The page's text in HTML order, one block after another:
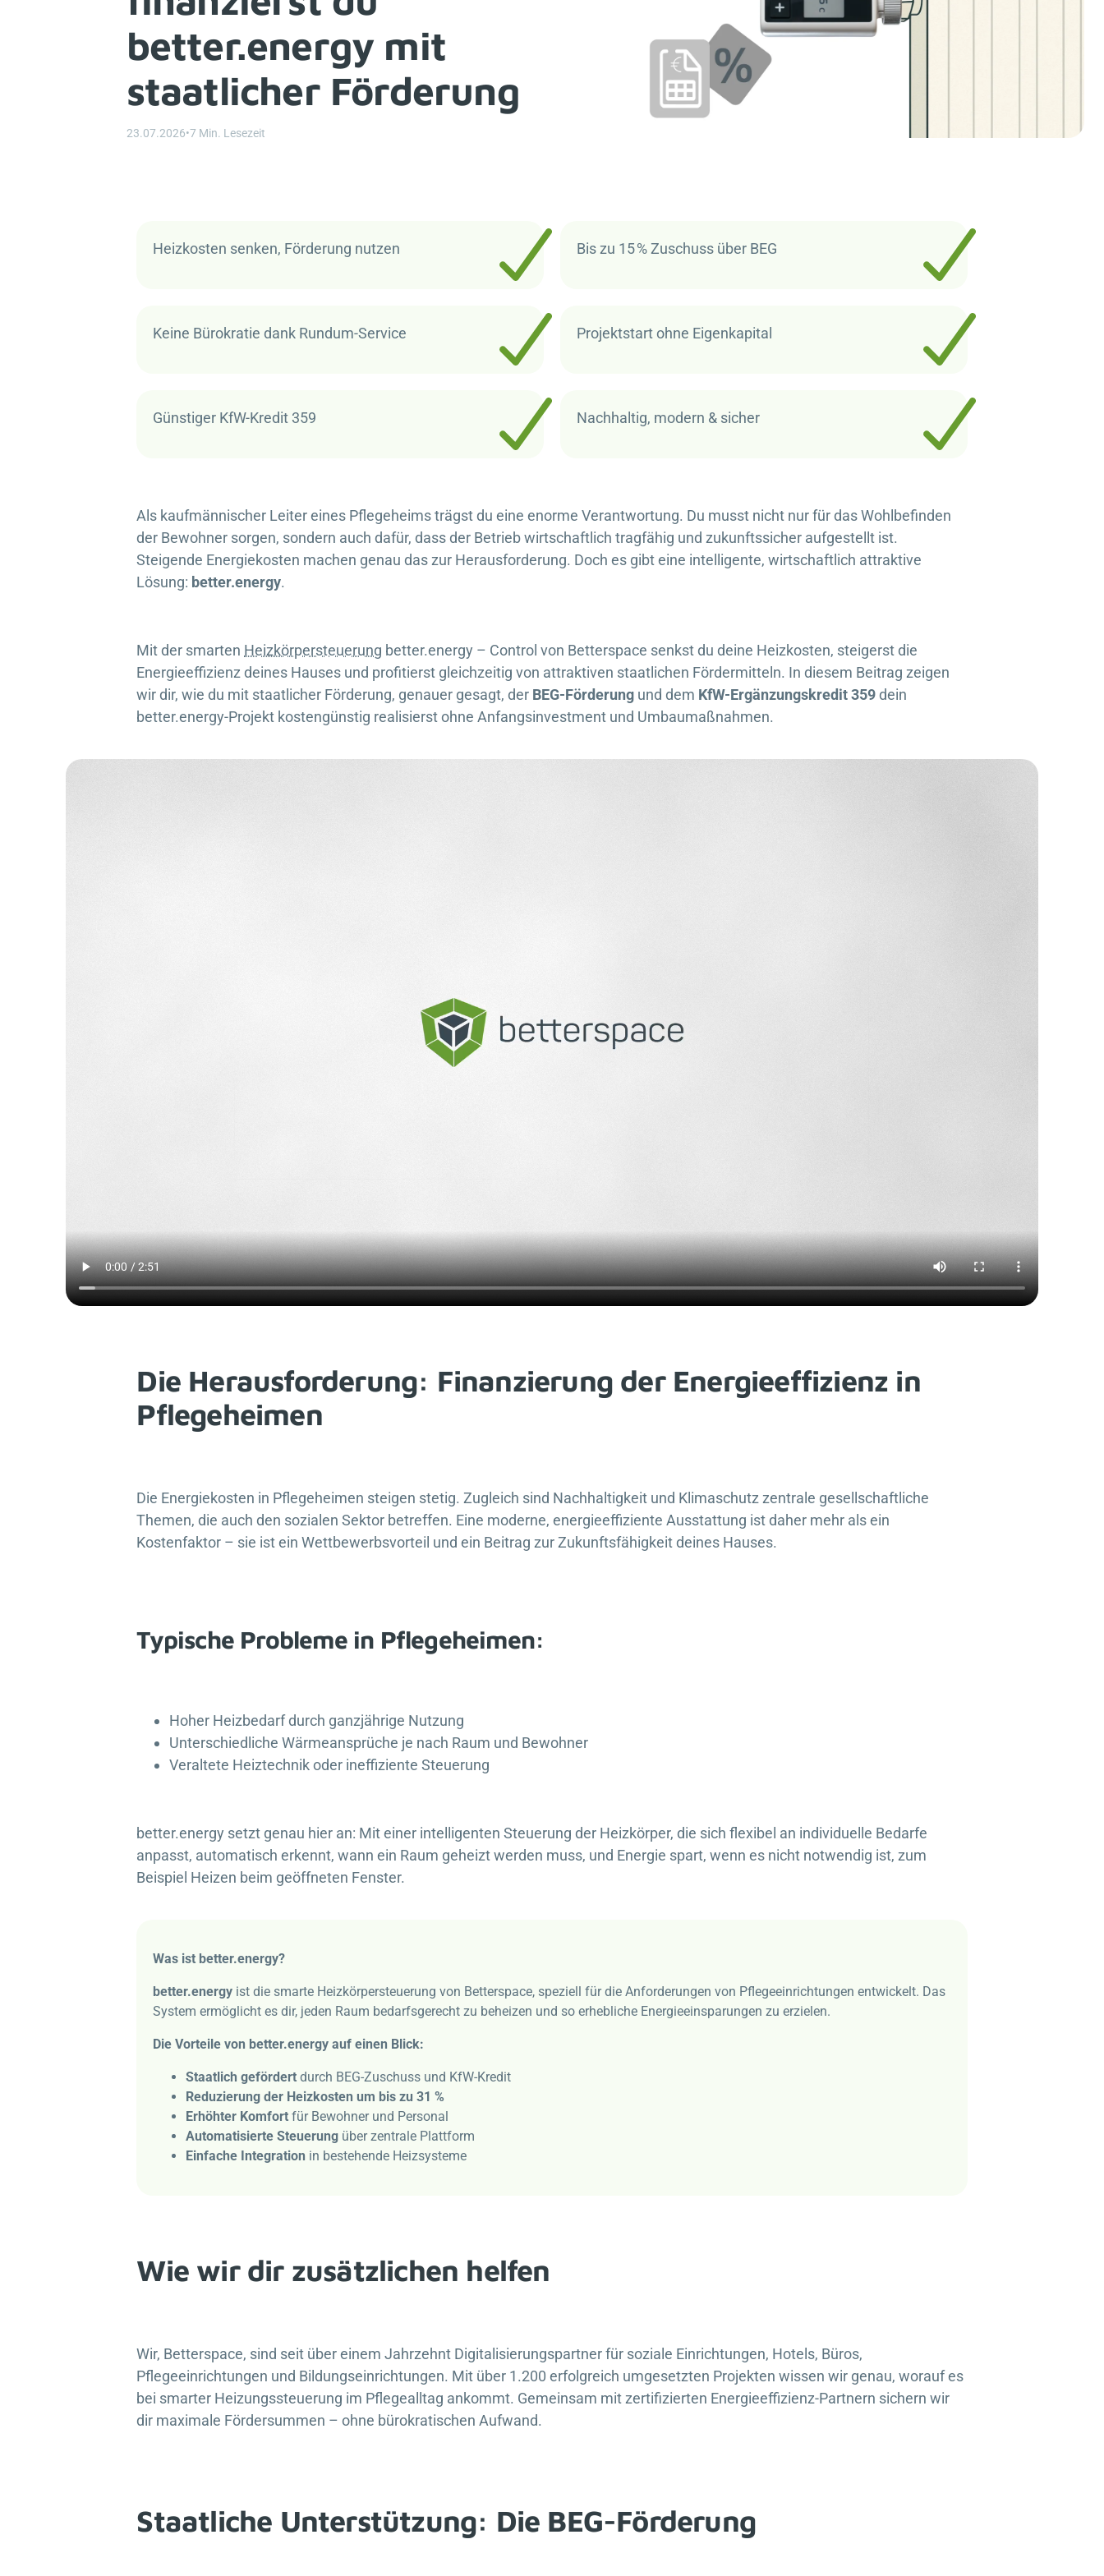
better.energy mit
staatlicher Förderung
23.07.2026•7 Min. Lesezeit
Heizkosten senken, Förderung nutzen Bis zu 15 % Zuschuss über BEG
Keine Bürokratie dank Rundum-Service Projektstart ohne Eigenkapital
Günstiger KfW-Kredit 359 Nachhaltig, modern & sicher
Als kaufmännischer Leiter eines Pflegeheims trägst du eine enorme Verantwortung. Du musst nicht nur für das Wohlbefinden
der Bewohner sorgen, sondern auch dafür, dass der Betrieb wirtschaftlich tragfähig und zukunftssicher aufgestellt ist.
Steigende Energiekosten machen genau das zur Herausforderung. Doch es gibt eine intelligente, wirtschaftlich attraktive
Lösung: better.energy.
Mit der smarten Heizkörpersteuerung better.energy – Control von Betterspace senkst du deine Heizkosten, steigerst die
Energieeffizienz deines Hauses und profitierst gleichzeitig von attraktiven staatlichen Fördermitteln. In diesem Beitrag zeigen
wir dir, wie du mit staatlicher Förderung, genauer gesagt, der BEG-Förderung und dem KfW-Ergänzungskredit 359dein
better.energy-Projekt kostengünstig realisierst ohne Anfangsinvestment und Umbaumaßnahmen.
Die Herausforderung: Finanzierung der Energieeffizienz in
Pflegeheimen
Die Energiekosten in Pflegeheimen steigen stetig. Zugleich sind Nachhaltigkeit und Klimaschutz zentrale gesellschaftliche
Themen, die auch den sozialen Sektor betreffen. Eine moderne, energieeffiziente Ausstattung ist daher mehr als ein
Kostenfaktor – sie ist ein Wettbewerbsvorteil und ein Beitrag zur Zukunftsfähigkeit deines Hauses.
Typische Probleme in Pflegeheimen:
Hoher Heizbedarf durch ganzjährige Nutzung
Unterschiedliche Wärmeansprüche je nach Raum und Bewohner
Veraltete Heiztechnik oder ineffiziente Steuerung
better.energy setzt genau hier an: Mit einer intelligenten Steuerung der Heizkörper, die sich flexibel an individuelle Bedarfe
anpasst, automatisch erkennt, wann ein Raum geheizt werden muss, und Energie spart, wenn es nicht notwendig ist, zum
Beispiel Heizen beim geöffneten Fenster.
Was ist better.energy?
better.energy ist die smarte Heizkörpersteuerung von Betterspace, speziell für die Anforderungen von Pflegeeinrichtungen entwickelt. Das
System ermöglicht es dir, jeden Raum bedarfsgerecht zu beheizen und so erhebliche Energieeinsparungen zu erzielen.
Die Vorteile von better.energy auf einen Blick:
Staatlich gefördert durch BEG-Zuschuss und KfW-Kredit
Reduzierung der Heizkosten um bis zu 31 %
Erhöhter Komfort für Bewohner und Personal
Automatisierte Steuerung über zentrale Plattform
Einfache Integration in bestehende Heizsysteme
Wie wir dir zusätzlichen helfen
Wir, Betterspace, sind seit über einem Jahrzehnt Digitalisierungspartner für soziale Einrichtungen, Hotels, Büros,
Pflegeeinrichtungen und Bildungseinrichtungen. Mit über 1.200 erfolgreich umgesetzten Projekten wissen wir genau, worauf es
bei smarter Heizungssteuerung im Pflegealltag ankommt. Gemeinsam mit zertifizierten Energieeffizienz-Partnern sichern wir
dir maximale Fördersummen – ohne bürokratischen Aufwand.
Staatliche Unterstützung: Die BEG-Förderung